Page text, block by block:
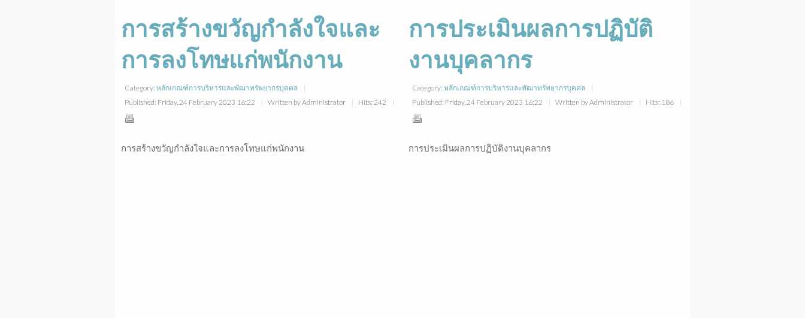
การสร้างขวัญกำลังใจและ
การลงโทษแก่พนักงาน
Category: หลักเกณฑ์การบริหารและพัฒาทรัพยากรบุคคล
Published: Friday, 24 February 2023 16:22
Written by Administrator Hits: 242
การสร้างขวัญกำลังใจและการลงโทษแก่พนักงาน
การประเมินผลการปฏิบัติ
งานบุคลากร
Category: หลักเกณฑ์การบริหารและพัฒาทรัพยากรบุคคล
Published: Friday, 24 February 2023 16:22
Written by Administrator Hits: 186
การประเมินผลการปฏิบัติงานบุคลากร